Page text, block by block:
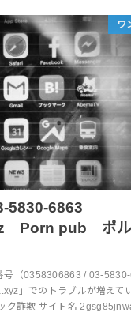
ワ
5830-6863
Porn pub ポル
号（0358306863 / 03-
」でのトラブルが増えて
ク詐欺 サイト名